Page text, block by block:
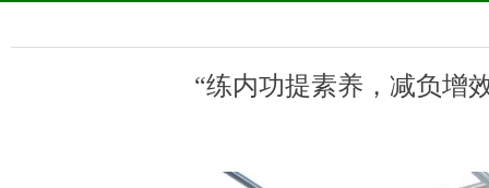
“练内功提素养，减负增